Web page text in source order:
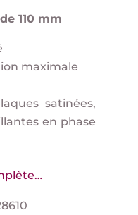
110 mm
maximale
satinées,
en phase